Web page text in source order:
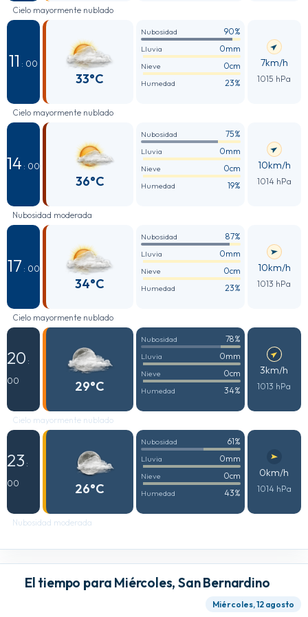
Cielo mayormente nublado
11 : 00
33°C
Nubosidad 90%
Lluvia 0mm
Nieve 0cm
Humedad 23%
7km/h
1015 hPa
Cielo mayormente nublado
14 : 00
36°C
Nubosidad 75%
Lluvia 0mm
Nieve 0cm
Humedad 19%
10km/h
1014 hPa
Nubosidad moderada
17 : 00
34°C
Nubosidad 87%
Lluvia 0mm
Nieve 0cm
Humedad 23%
10km/h
1013 hPa
Cielo mayormente nublado
20 :
00
29°C
Nubosidad 78%
Lluvia 0mm
Nieve 0cm
Humedad 34%
3km/h
1013 hPa
Cielo mayormente nublado
23 :
00
26°C
Nubosidad 61%
Lluvia 0mm
Nieve 0cm
Humedad 43%
0km/h
1014 hPa
Nubosidad moderada
El tiempo para Miércoles, San Bernardino
Miércoles, 12 agosto